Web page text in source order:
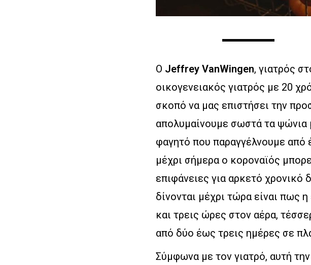
O Jeffrey VanWingen, γιατρός
οικογενειακός γιατρός με 20
σκοπό να μας επιστήσει την
απολυμαίνουμε σωστά τα ψώνια
φαγητό που παραγγέλνουμε από
μέχρι σήμερα ο κοροναϊός
επιφάνειες για αρκετό χρονικό
δίνονται μέχρι τώρα είναι πως
και τρεις ώρες στον αέρα,
από δύο έως τρεις ημέρες σε
Σύμφωνα με τον γιατρό, αυτή